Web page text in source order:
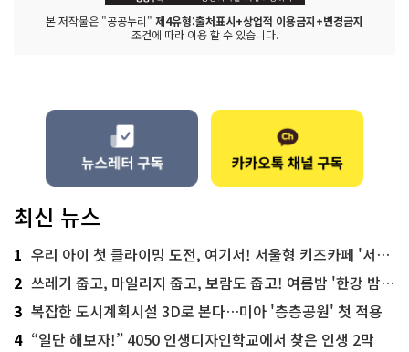
본 저작물은 "공공누리" 제4유형:출처표시+상업적 이용금지+변경금지
조건에 따라 이용 할 수 있습니다.
최신 뉴스
1 우리 아이 첫 클라이밍 도전, 여기서! 서울형 키즈카페 '서울가족플라자점'
2 쓰레기 줍고, 마일리지 줍고, 보람도 줍고! 여름밤 '한강 밤마실 줍깅'
3 복잡한 도시계획시설 3D로 본다…미아 '층층공원' 첫 적용
4 “일단 해보자!” 4050 인생디자인학교에서 찾은 인생 2막